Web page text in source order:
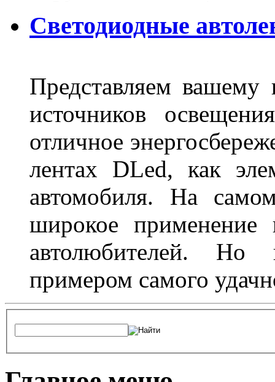
Светодиодные
Представляем
источников
отличное
лентах DLed, как
автомобиля. На
широкое
автолюбителей. Но
примером самого